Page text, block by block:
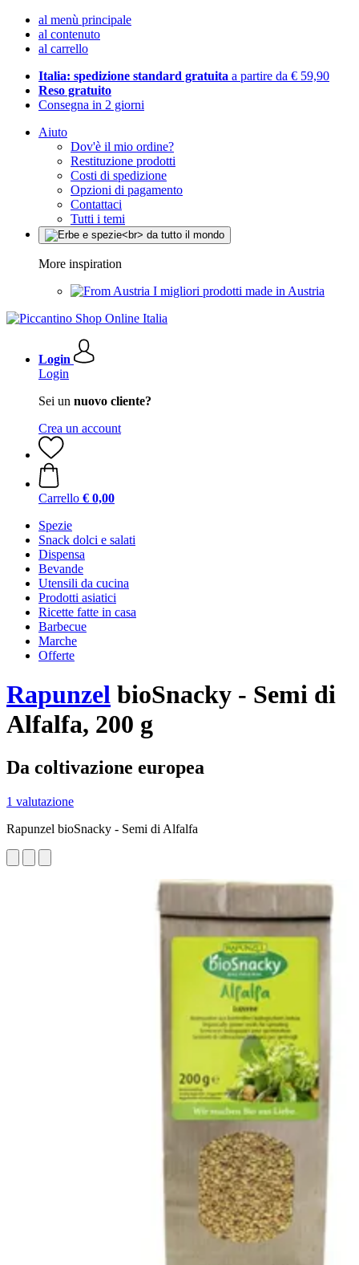
al menù principale
al contenuto
al carrello
Italia: spedizione standard gratuita a partire da € 59,90
Reso gratuito
Consegna in 2 giorni
Aiuto
Dov'è il mio ordine?
Restituzione prodotti
Costi di spedizione
Opzioni di pagamento
Contattaci
Tutti i temi
More inspiration
I migliori prodotti made in Austria
Login
Login
Sei un nuovo cliente?
Crea un account
Carrello € 0,00
Spezie
Snack dolci e salati
Dispensa
Bevande
Utensili da cucina
Prodotti asiatici
Ricette fatte in casa
Barbecue
Marche
Offerte
Rapunzel bioSnacky - Semi di
Alfalfa, 200 g
Da coltivazione europea
1 valutazione
Rapunzel bioSnacky - Semi di Alfalfa